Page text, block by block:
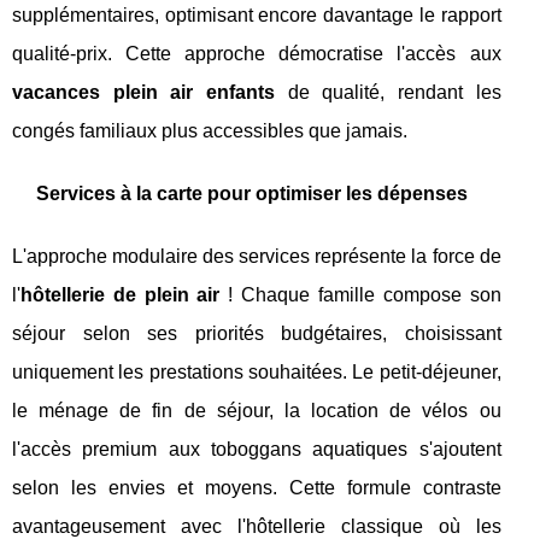
supplémentaires, optimisant encore davantage le rapport
qualité-prix. Cette approche démocratise l'accès aux
vacances plein air enfantsde qualité, rendant les
congés familiaux plus accessibles que jamais.
Services à la carte pour optimiser les dépenses
L'approche modulaire des services représente la force de
l'hôtellerie de plein air ! Chaque famille compose son
séjour selon ses priorités budgétaires, choisissant
uniquement les prestations souhaitées. Le petit-déjeuner,
le ménage de fin de séjour, la location de vélos ou
l'accès premium aux toboggans aquatiques s'ajoutent
selon les envies et moyens. Cette formule contraste
avantageusement avec l'hôtellerie classique où les